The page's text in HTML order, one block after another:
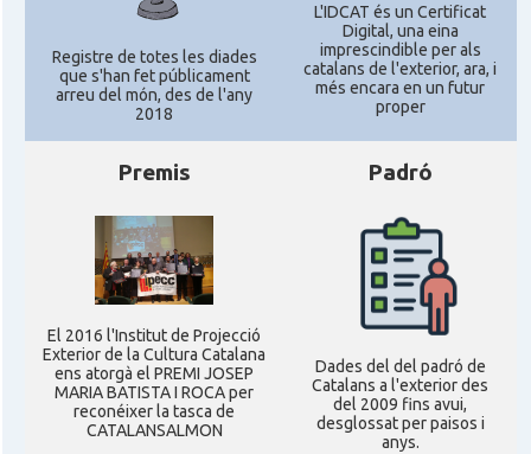
Registre de totes les diades
que s'han fet públicament
arreu del món, des de l'any
2018
L'IDCAT és un Certificat
Digital, una eina
imprescindible per als
catalans de l'exterior, ara, i
més encara en un futur
proper
Premis
El 2016 l'Institut de Projecció
Exterior de la Cultura Catalana
ens atorgà el PREMI JOSEP
MARIA BATISTA I ROCA per
reconéixer la tasca de
CATALANSALMON
Padró
Dades del del padró de
Catalans a l'exterior des
del 2009 fins avui,
desglossat per paisos i
anys.